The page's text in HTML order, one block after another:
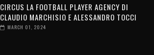
CIRCUS LA FOOTBALL PLAYER AGENCY DI
CLAUDIO MARCHISIO E ALESSANDRO TOCCI
MARCH 01, 2024